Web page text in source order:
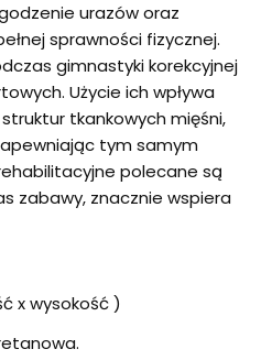
urazów oraz
sprawności fizycznej.
gimnastyki korekcyjnej
Użycie ich wpływa
tkankowych mięśni,
tym samym
polecane są
zabawy, znacznie wspiera
x wysokość )